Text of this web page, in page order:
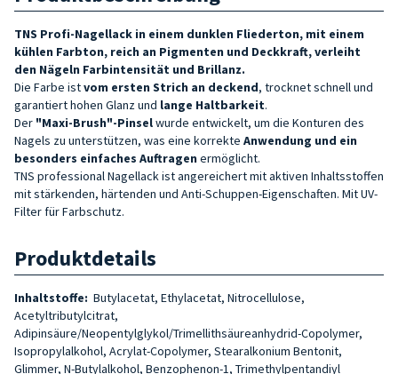
TNS Profi-Nagellack in einem dunklen Fliederton, mit einem
kühlen Farbton, reich an Pigmenten und Deckkraft, verleiht
den Nägeln Farbintensität und Brillanz.
Die Farbe istvom ersten Strich an deckend, trocknet schnell und
garantiert hohen Glanz und lange Haltbarkeit.
Der "Maxi-Brush"-Pinselwurde entwickelt, um die Konturen des
Nagels zu unterstützen, was eine korrekte Anwendung und ein
besonders einfaches Auftragen ermöglicht.
TNS professional Nagellack ist angereichert mit aktiven Inhaltsstoffen
mit stärkenden, härtenden und Anti-Schuppen-Eigenschaften. Mit UV-
Filter für Farbschutz.
Produktdetails
Inhaltstoffe: Butylacetat, Ethylacetat, Nitrocellulose,
Acetyltributylcitrat,
Adipinsäure/Neopentylglykol/Trimellithsäureanhydrid-Copolymer,
Isopropylalkohol, Acrylat-Copolymer, Stearalkonium Bentonit,
Glimmer, N-Butylalkohol, Benzophenon-1, Trimethylpentandiyl